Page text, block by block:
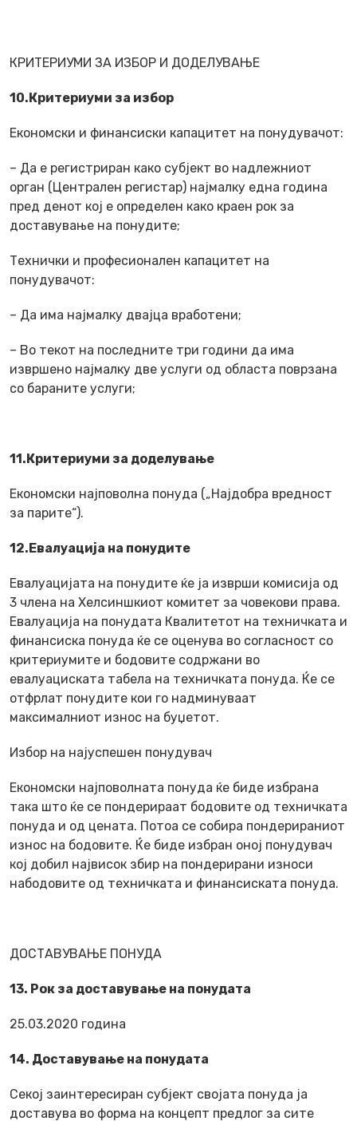
КРИТЕРИУМИ ЗА ИЗБОР И ДОДЕЛУВАЊЕ
10.Критериуми за избор
Економски и финансиски капацитет на понудувачот:
– Да е регистриран како субјект во надлежниот
орган (Централен регистар) најмалку една година
пред денот кој е определен како краен рок за
доставување на понудите;
Технички и професионален капацитет на
понудувачот:
– Да има најмалку двајца вработени;
– Во текот на последните три години да има
извршено најмалку две услуги од областа поврзана
со бараните услуги;
11.Критериуми за доделување
Економски најповолна понуда („Најдобра вредност
за парите“).
12.Евалуација на понудите
Евалуацијата на понудите ќе ја изврши комисија од
3 члена на Хелсиншкиот комитет за човекови права.
Евалуација на понудата Квалитетот на техничката и
финансиска понуда ќе се оценува во согласност со
критериумите и бодовите содржани во
евалуациската табела на техничката понуда. Ќе се
отфрлат понудите кои го надминуваат
максималниот износ на буџетот.
Избор на најуспешен понудувач
Економски најповолната понуда ќе биде избрана
така што ќе се пондерираат бодовите од техничката
понуда и од цената. Потоа се собира пондерираниот
износ на бодовите. Ќе биде избран оној понудувач
кој добил највисок збир на пондерирани износи
набодовите од техничката и финансиската понуда.
ДОСТАВУВАЊЕ ПОНУДА
13. Рок за доставување на понудата
25.03.2020 година
14. Доставување на понудата
Секој заинтересиран субјект својата понуда ја
доставува во форма на концепт предлог за сите